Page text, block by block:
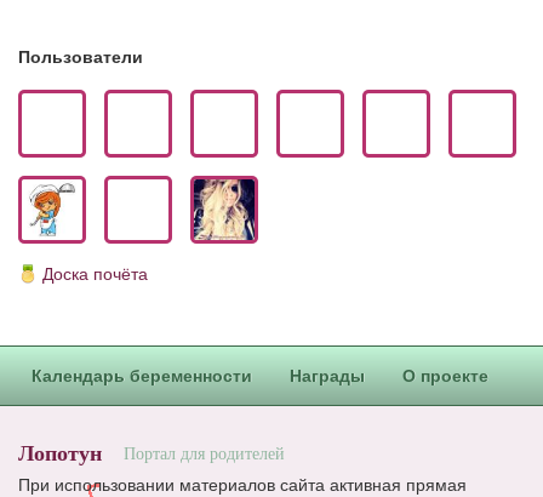
Пользователи
Доска почёта
Календарь беременности Награды О проекте
Лопотун Портал для родителей
При использовании материалов сайта активная прямая